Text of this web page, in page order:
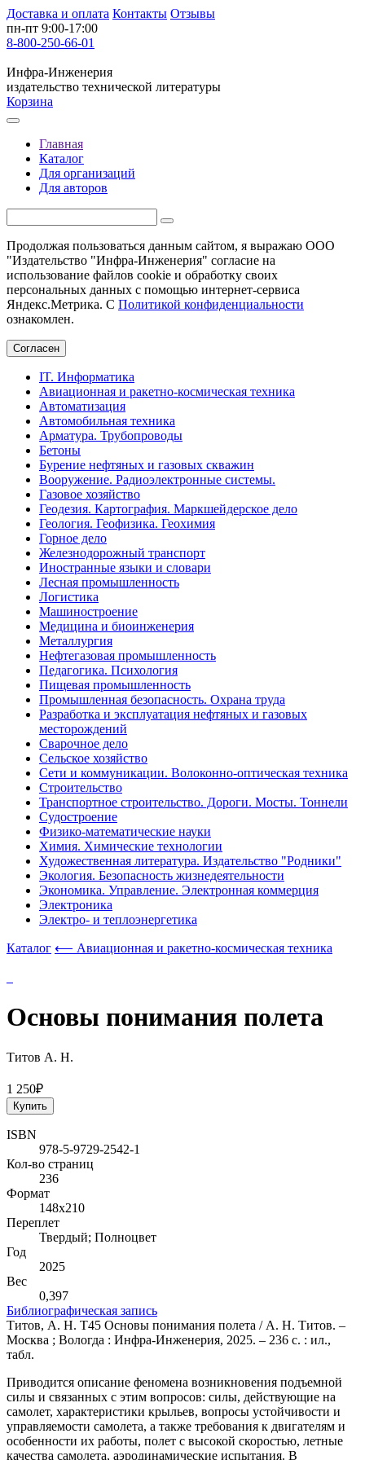
Доставка и оплата Контакты Отзывы
пн-пт 9:00-17:00
8-800-250-66-01
Инфра-Инженерия
издательство технической литературы
Корзина
Главная
Каталог
Для организаций
Для авторов
Продолжая пользоваться данным сайтом, я выражаю ООО
"Издательство "Инфра-Инженерия" согласие на
использование файлов cookie и обработку своих
персональных данных с помощью интернет-сервиса
Яндекс.Метрика. С Политикой конфиденциальности
ознакомлен.
Согласен
IT. Информатика
Авиационная и ракетно-космическая техника
Автоматизация
Автомобильная техника
Арматура. Трубопроводы
Бетоны
Бурение нефтяных и газовых скважин
Вооружение. Радиоэлектронные системы.
Газовое хозяйство
Геодезия. Картография. Маркшейдерское дело
Геология. Геофизика. Геохимия
Горное дело
Железнодорожный транспорт
Иностранные языки и словари
Лесная промышленность
Логистика
Машиностроение
Медицина и биоинженерия
Металлургия
Нефтегазовая промышленность
Педагогика. Психология
Пищевая промышленность
Промышленная безопасность. Охрана труда
Разработка и эксплуатация нефтяных и газовых
месторождений
Сварочное дело
Сельское хозяйство
Сети и коммуникации. Волоконно-оптическая техника
Строительство
Транспортное строительство. Дороги. Мосты. Тоннели
Судостроение
Физико-математические науки
Химия. Химические технологии
Художественная литература. Издательство "Родники"
Экология. Безопасность жизнедеятельности
Экономика. Управление. Электронная коммерция
Электроника
Электро- и теплоэнергетика
Каталог ⟵ Авиационная и ракетно-космическая техника
Основы понимания полета
Титов А. Н.
1 250₽
Купить
ISBN
978-5-9729-2542-1
Кол-во страниц
236
Формат
148х210
Переплет
Твердый; Полноцвет
Год
2025
Вес
0,397
Библиографическая запись
Титов, А. Н. Т45 Основы понимания полета / А. Н. Титов. –
Москва ; Вологда : Инфра-Инженерия, 2025. – 236 с. : ил.,
табл.
Приводится описание феномена возникновения подъемной
силы и связанных с этим вопросов: силы, действующие на
самолет, характеристики крыльев, вопросы устойчивости и
управляемости самолета, а также требования к двигателям и
особенности их работы, полет с высокой скоростью, летные
качества самолета, аэродинамические испытания. В